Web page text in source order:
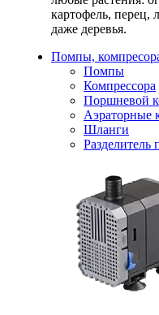
картофель, перец,
даже деревья.
Помпы,
Помпы
Компрессора
Поршневой
Аэраторные
Шланги
Разделитель